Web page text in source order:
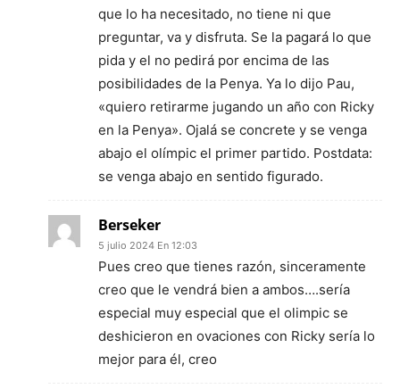
que lo ha necesitado, no tiene ni que
preguntar, va y disfruta. Se la pagará lo que
pida y el no pedirá por encima de las
posibilidades de la Penya. Ya lo dijo Pau,
«quiero retirarme jugando un año con Ricky
en la Penya». Ojalá se concrete y se venga
abajo el olímpic el primer partido. Postdata:
se venga abajo en sentido figurado.
Berseker
5 julio 2024 En 12:03
Pues creo que tienes razón, sinceramente
creo que le vendrá bien a ambos….sería
especial muy especial que el olimpic se
deshicieron en ovaciones con Ricky sería lo
mejor para él, creo